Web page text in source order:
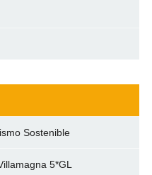
Sostenible
5*GL